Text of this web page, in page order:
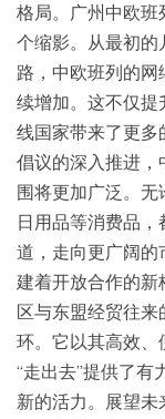
格局。广州中欧班
个缩影。从最初
路，中欧班列的
续增加。这不仅
线国家带来了更多
倡议的深入推进
围将更加广泛。无
日用品等消费品
道，走向更广阔的
建着开放合作的新
区与东盟经贸往
环。它以其高效、
“走出去”提供了有
新的活力。展望未